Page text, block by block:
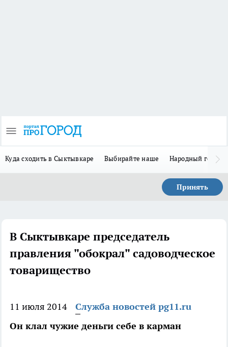
Куда сходить в Сыктывкаре Выбирайте наше Народный герой-
Принять
В Сыктывкаре председатель
правления "обокрал" садоводческое
товарищество
11 июля 2014
Служба новостей pg11.ru
Он клал чужие деньги себе в карман